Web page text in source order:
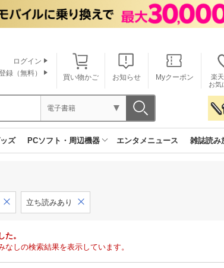
買い物かご お知らせ Myクーポン
楽
お気
ログイン
録（無料）
電子書籍
ズ PCソフト・周辺機器 エンタメニュース 雑誌読み
立ち読みあり
た。
しの検索結果を表示しています。